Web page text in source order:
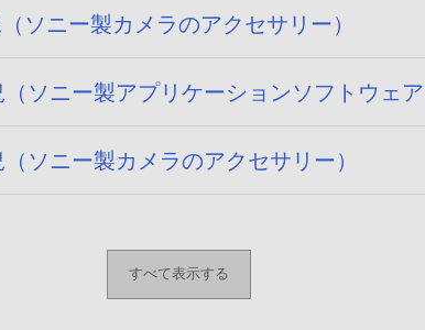
ソニー製カメラのアクセサリー）
ソニー製アプリケーションソフトウェア
ソニー製カメラのアクセサリー）
すべて表示する